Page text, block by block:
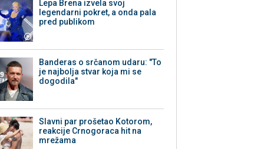
Lepa Brena izvela svoj
legendarni pokret, a onda pala
pred publikom
Banderas o srčanom udaru: "To
je najbolja stvar koja mi se
dogodila"
Slavni par prošetao Kotorom,
reakcije Crnogoraca hit na
mrežama